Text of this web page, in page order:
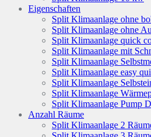
Eigenschaften
Split Klimaanlage ohne
Split Klimaanlage ohne
Split Klimaanlage quick
Split Klimaanlage mit
Split Klimaanlage
Split Klimaanlage easy
Split Klimaanlage
Split Klimaanlage
Split Klimaanlage Pump
Anzahl Räume
Split Klimaanlage 2